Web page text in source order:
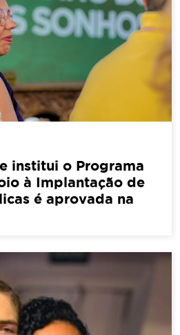
institui o Programa
à Implantação de
é aprovada na